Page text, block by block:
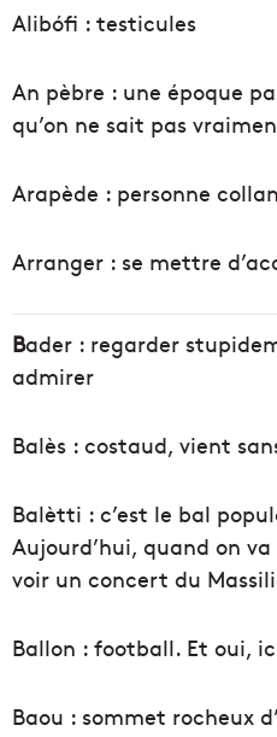
Alibófi : testicules
An pèbre : une époque
qu’on ne sait pas
Arapède : personne
Arranger : se mettre
Bader : regarder
admirer
Balès : costaud, vient
Balètti : c’est le bal
Aujourd’hui, quand on
voir un concert du
Ballon : football. Et oui,
Baou : sommet rocheux